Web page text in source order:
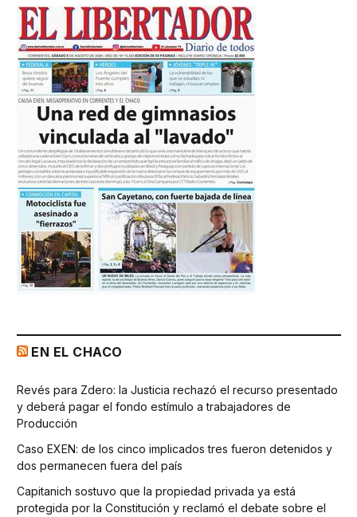
EN EL CHACO
Revés para Zdero: la Justicia rechazó el recurso presentado
y deberá pagar el fondo estímulo a trabajadores de
Producción
Caso EXEN: de los cinco implicados tres fueron detenidos y
dos permanecen fuera del país
Capitanich sostuvo que la propiedad privada ya está
protegida por la Constitución y reclamó el debate sobre el